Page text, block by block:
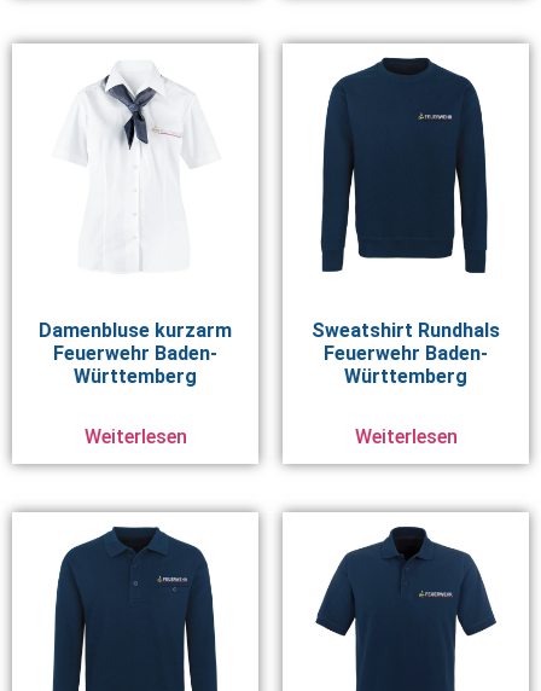
Damenbluse kurzarm
Feuerwehr Baden-
Württemberg
Weiterlesen
Sweatshirt Rundhals
Feuerwehr Baden-
Württemberg
Weiterlesen